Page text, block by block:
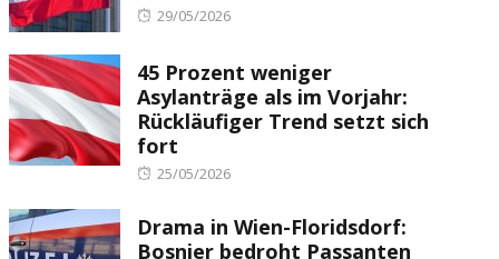
Posted
29/05/2026
45 Prozent weniger
Asylanträge als im Vorjahr:
Rückläufiger Trend setzt sich
fort
Posted
25/05/2026
Drama in Wien-Floridsdorf:
Bosnier bedroht Passanten